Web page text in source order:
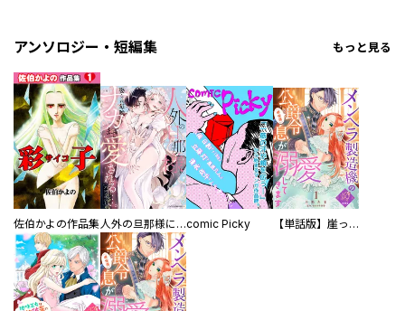
アンソロジー・短編集 もっと見る
佐伯かよの作品集 人外の旦那様に娶られ毎晩ナカまで愛される…。アンソロジーcomic Picky 【単話版】崖っぷち令嬢ですが、意地と策略で幸せになります！シリーズ